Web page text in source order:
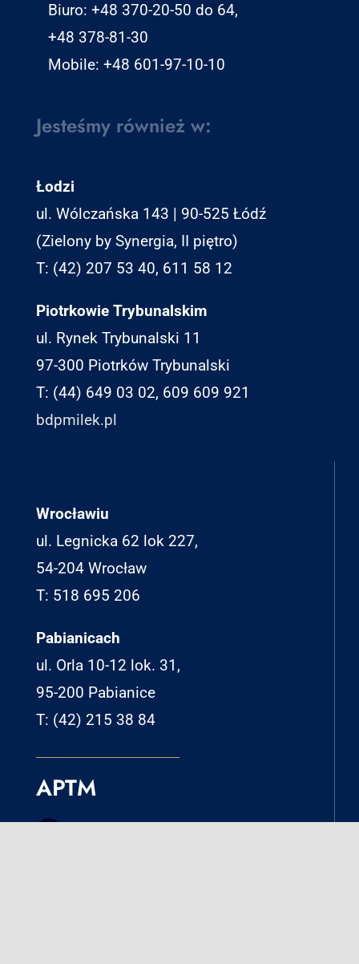
Biuro: +48 370-20-50 do 64,
+48 378-81-30
Mobile: +48 601-97-10-10
Jesteśmy również w:
Łodzi
ul. Wólczańska 143 | 90-525 Łódź
(Zielony by Synergia, II piętro)
T: (42) 207 53 40, 611 58 12
Piotrkowie Trybunalskim
ul. Rynek Trybunalski 11
97-300 Piotrków Trybunalski
T: (44) 649 03 02, 609 609 921
bdpmilek.pl
Wrocławiu
ul. Legnicka 62 lok 227,
54-204 Wrocław
T: 518 695 206
Pabianicach
ul. Orla 10-12 lok. 31,
95-200 Pabianice
T: (42) 215 38 84
APTM